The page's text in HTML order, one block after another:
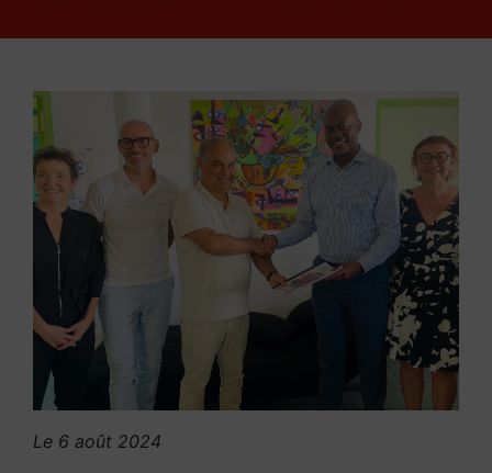
Le 6 août 2024